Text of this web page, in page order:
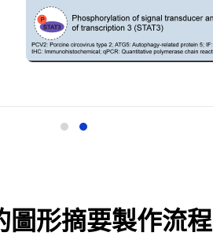
圖形摘要製作流程